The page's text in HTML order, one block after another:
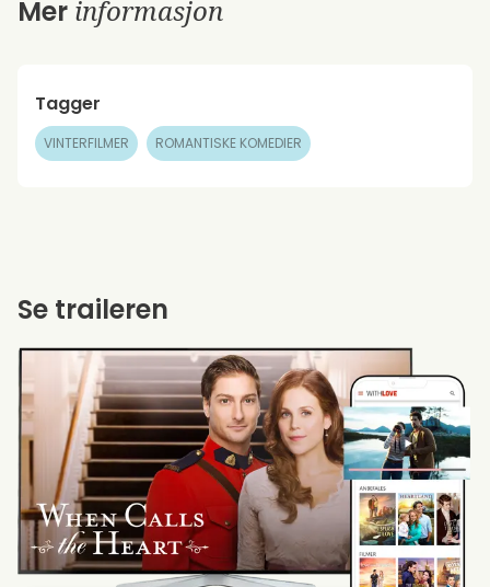
Mer informasjon
Tagger
VINTERFILMER ROMANTISKE KOMEDIER
Se traileren